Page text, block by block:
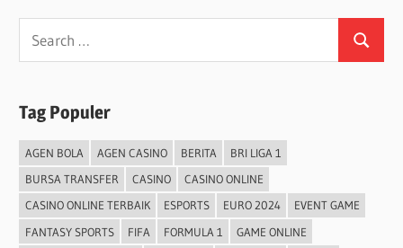
Search
for:
Search
Tag Populer
AGEN BOLA AGEN CASINO BERITA
BRI LIGA 1
BURSA TRANSFER
CASINO
CASINO ONLINE
CASINO ONLINE TERBAIK
ESPORTS EURO 2024
EVENT GAME
FANTASY SPORTS
FIFA FORMULA 1
GAME ONLINE